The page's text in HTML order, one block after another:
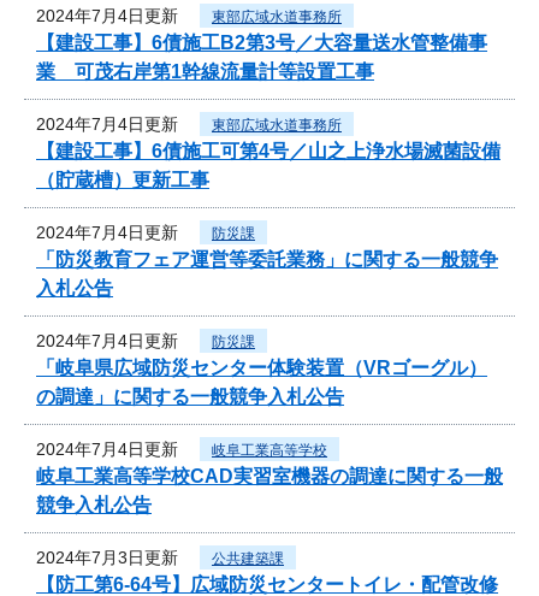
2024年7月4日更新 東部広域水道事務所
【建設工事】6債施工B2第3号／大容量送水管整備事
業 可茂右岸第1幹線流量計等設置工事
2024年7月4日更新 東部広域水道事務所
【建設工事】6債施工可第4号／山之上浄水場滅菌設備
（貯蔵槽）更新工事
2024年7月4日更新 防災課
「防災教育フェア運営等委託業務」に関する一般競争
入札公告
2024年7月4日更新 防災課
「岐阜県広域防災センター体験装置（VRゴーグル）
の調達」に関する一般競争入札公告
2024年7月4日更新 岐阜工業高等学校
岐阜工業高等学校CAD実習室機器の調達に関する一般
競争入札公告
2024年7月3日更新 公共建築課
【防工第6-64号】広域防災センタートイレ・配管改修